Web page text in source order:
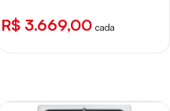
R$ 3.669,00 cada